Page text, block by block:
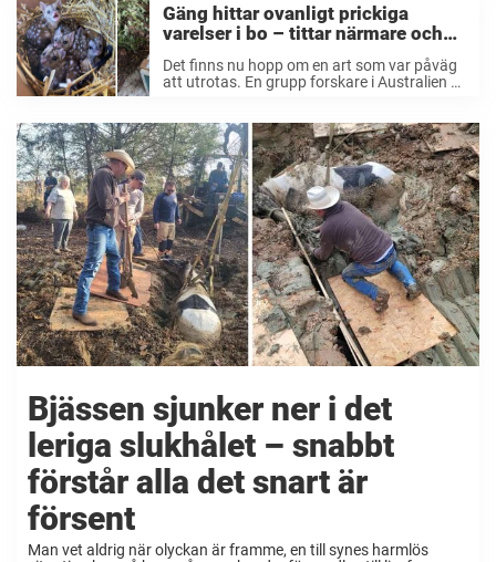
Gäng hittar ovanligt prickiga
varelser i bo – tittar närmare och
tappar hakan när de inser vad de är
för djur
Det finns nu hopp om en art som var påväg
att utrotas. En grupp forskare i Australien är
ekologer vid naturreservatet ...
Bjässen sjunker ner i det
leriga slukhålet – snabbt
förstår alla det snart är
försent
Man vet aldrig när olyckan är framme, en till synes harmlös